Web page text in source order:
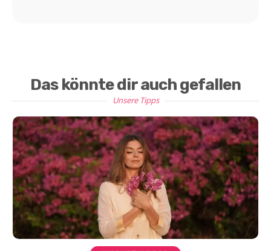
Das könnte dir auch gefallen
Unsere Tipps